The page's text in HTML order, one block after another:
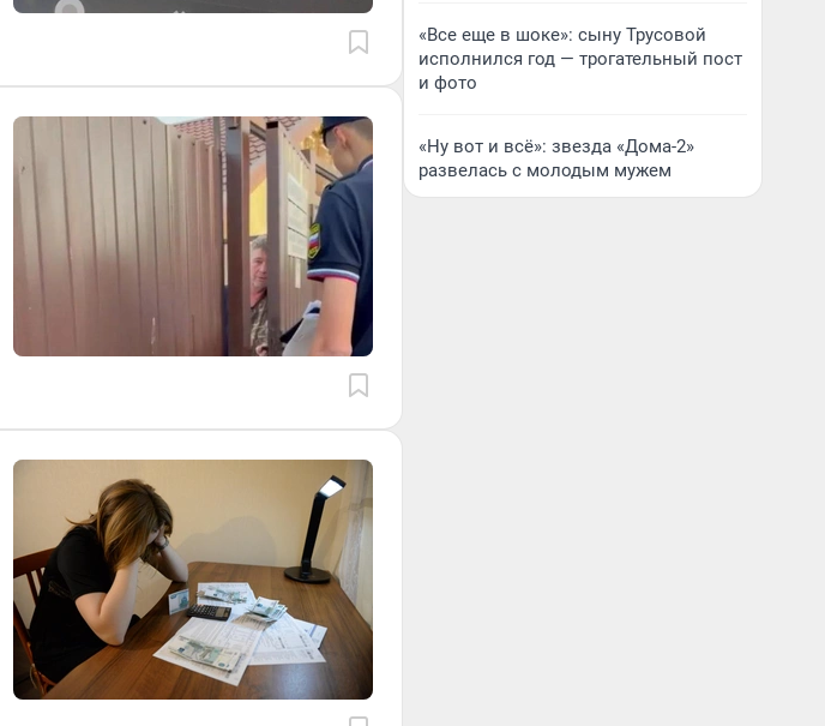
«Все еще в шоке»: сыну Трусовой
исполнился год — трогательный пост
и фото
«Ну вот и всё»: звезда «Дома-2»
развелась с молодым мужем